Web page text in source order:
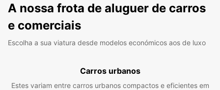
A nossa frota de aluguer de carros
e comerciais
Escolha a sua viatura desde modelos económicos aos de luxo
Carros urbanos
Estes variam entre carros urbanos compactos e eficientes em